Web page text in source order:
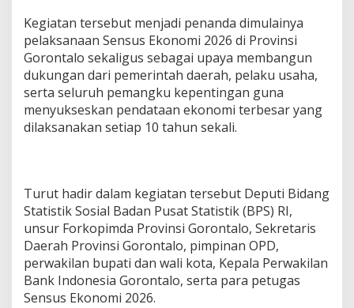
n
t
a
l
o
H
a
d
e
n
c
a
n
a
n
g
Kegiatan tersebut menjadi penanda dimulainya
pelaksanaan Sensus Ekonomi 2026 di Provinsi
Gorontalo sekaligus sebagai upaya membangun
dukungan dari pemerintah daerah, pelaku usaha,
serta seluruh pemangku kepentingan guna
menyukseskan pendataan ekonomi terbesar yang
dilaksanakan setiap 10 tahun sekali.
Turut hadir dalam kegiatan tersebut Deputi Bidang
Statistik Sosial Badan Pusat Statistik (BPS) RI,
unsur Forkopimda Provinsi Gorontalo, Sekretaris
Daerah Provinsi Gorontalo, pimpinan OPD,
perwakilan bupati dan wali kota, Kepala Perwakilan
Bank Indonesia Gorontalo, serta para petugas
Sensus Ekonomi 2026.